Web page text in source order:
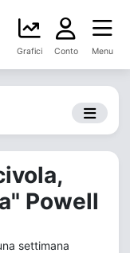
Grafici Conto Menu
Powell
settimana